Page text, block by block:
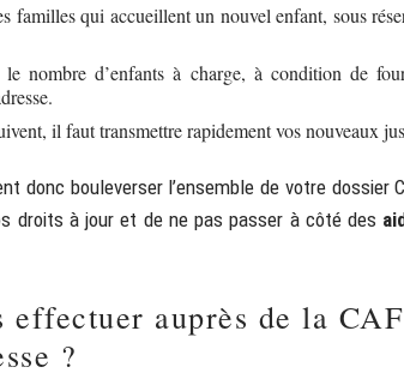
familles qui accueillent un nouvel enfant, sous
nombre d’enfants à charge, à condition de
il faut transmettre rapidement vos nouveaux
donc bouleverser l’ensemble de votre dossier
droits à jour et de ne pas passer à côté des
effectuer auprès de la
?